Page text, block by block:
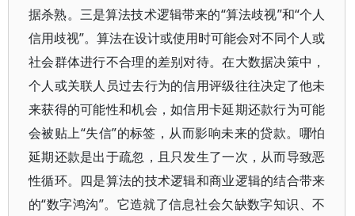
据杀熟。三是算法技术逻辑带来的“算法歧视”和“个人
信用歧视”。算法在设计或使用时可能会对不同个人或
社会群体进行不合理的差别对待。在大数据决策中，
个人或关联人员过去行为的信用评级往往决定了他未
来获得的可能性和机会，如信用卡延期还款行为可能
会被贴上“失信”的标签，从而影响未来的贷款。哪怕
延期还款是出于疏忽，且只发生了一次，从而导致恶
性循环。四是算法的技术逻辑和商业逻辑的结合带来
的“数字鸿沟”。它造就了信息社会欠缺数字知识、不